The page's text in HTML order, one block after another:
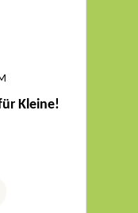
Kleine!